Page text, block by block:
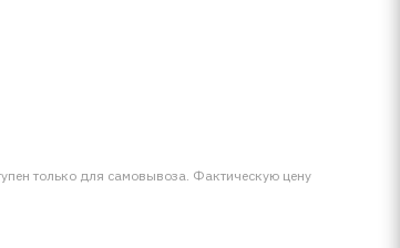
только для самовывоза. Фактическую цену